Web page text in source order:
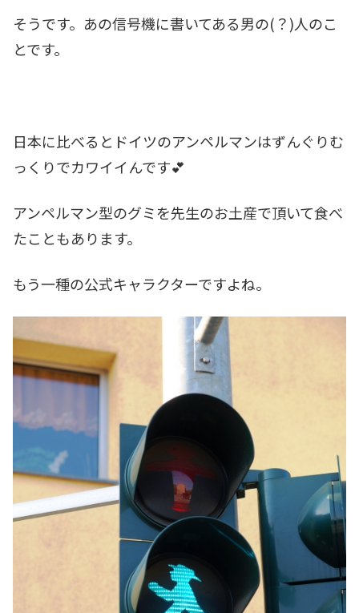
そうです。あの信号機に書いてある男の(？)人のこ
とです。
日本に比べるとドイツのアンペルマンはずんぐりむ
っくりでカワイイんです💕
アンペルマン型のグミを先生のお土産で頂いて食べ
たこともあります。
もう一種の公式キャラクターですよね。